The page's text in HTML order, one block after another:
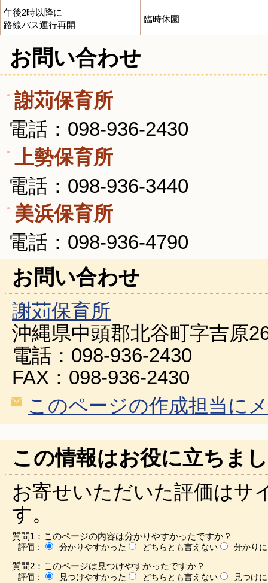
午後2時以降に
路線バス運行再開
臨時休園
お問い合わせ
謝苅保育所
電話：098-936-2430
上勢保育所
電話：098-936-3440
美浜保育所
電話：098-936-4790
お問い合わせ
謝苅保育所
沖縄県中頭郡北谷町字吉原
電話：098-936-2430
FAX：098-936-2430
このページの作成担当に
この情報はお役に立ちま
お寄せいただいた評価はサ
す。
質問1：このページの内容は分かりやすかったですか？
評価： 分かりやすかった どちらとも言えない 分かり
質問2：このページは見つけやすかったですか？
評価： 見つけやすかった どちらとも言えない 見つけ